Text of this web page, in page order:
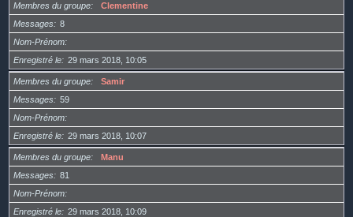
Membres du groupe
Clementine
Messages
8
Nom-Prénom
Enregistré le
29 mars 2018, 10:05
Membres du groupe
Samir
Messages
59
Nom-Prénom
Enregistré le
29 mars 2018, 10:07
Membres du groupe
Manu
Messages
81
Nom-Prénom
Enregistré le
29 mars 2018, 10:09